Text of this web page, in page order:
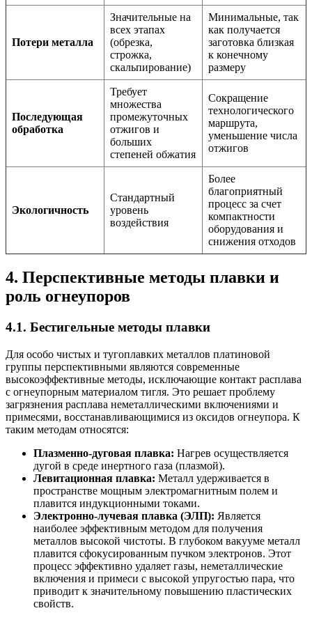
Потери металла
Значительные на
всех этапах
(обрезка,
строжка,
скальпирование)
Минимальные, так
как получается
заготовка близкая
к конечному
размеру
Последующая
обработка
Требует
множества
промежуточных
отжигов и
больших
степеней обжатия
Сокращение
технологического
маршрута,
уменьшение числа
отжигов
Экологичность
Стандартный
уровень
воздействия
Более
благоприятный
процесс за счет
компактности
оборудования и
снижения отходов
4. Перспективные методы плавки и
роль огнеупоров
4.1. Бестигельные методы плавки
Для особо чистых и тугоплавких металлов платиновой
группы перспективными являются современные
высокоэффективные методы, исключающие контакт расплава
с огнеупорным материалом тигля. Это решает проблему
загрязнения расплава неметаллическими включениями и
примесями, восстанавливающимися из оксидов огнеупора. К
таким методам относятся:
Плазменно-дуговая плавка: Нагрев осуществляется
дугой в среде инертного газа (плазмой).
Левитационная плавка: Металл удерживается в
пространстве мощным электромагнитным полем и
плавится индукционными токами.
Электронно-лучевая плавка (ЭЛП): Является
наиболее эффективным методом для получения
металлов высокой чистоты. В глубоком вакууме металл
плавится сфокусированным пучком электронов. Этот
процесс эффективно удаляет газы, неметаллические
включения и примеси с высокой упругостью пара, что
приводит к значительному повышению пластических
свойств.